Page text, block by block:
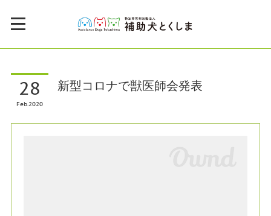
28
Feb2020
新型コロナで獣医師会発表